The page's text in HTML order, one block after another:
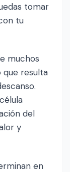
tomar
tu
muchos
resulta
del
y
en